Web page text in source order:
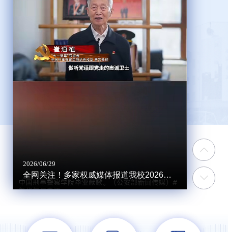
2026/06/29
全网关注！多家权威媒体报道我校2026届毕业典礼及大思政课活动 这份祝